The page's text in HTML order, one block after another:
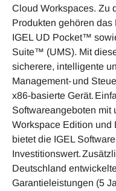
Cloud Workspaces. Zu
Produkten gehören
IGEL UD Pocket™
Suite™ (UMS). Mit
sicherere, intelligente
Management- und
x86-basierte Gerät.
Softwareangeboten mit
Workspace Edition und
bietet die IGEL
Investitionswert.
Deutschland
Garantieleistungen (5